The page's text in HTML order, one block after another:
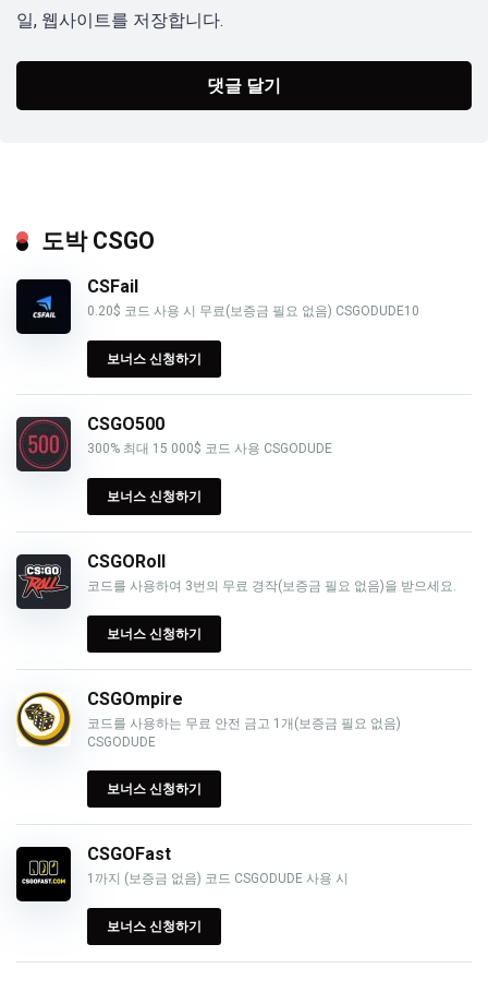
일, 웹사이트를 저장합니다.
도박 CSGO
CSFail
0.20$ 코드 사용 시 무료(보증금 필요 없음) CSGODUDE10
보너스 신청하기
CSGO500
300% 최대 15 000$ 코드 사용 CSGODUDE
보너스 신청하기
CSGORoll
코드를 사용하여 3번의 무료 경작(보증금 필요 없음)을 받으세요.
보너스 신청하기
CSGOmpire
코드를 사용하는 무료 안전 금고 1개(보증금 필요 없음)
CSGODUDE
보너스 신청하기
CSGOFast
1까지 (보증금 없음) 코드 CSGODUDE 사용 시
보너스 신청하기